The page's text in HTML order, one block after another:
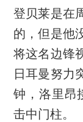
登贝莱是在
的，但是他
将这名边锋
日耳曼努力
钟，洛里昂
击中门柱。